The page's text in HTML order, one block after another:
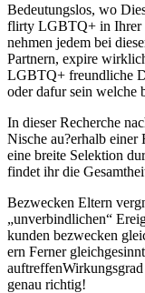
Bedeutungslos, wo
flirty LGBTQ+ in Ihrer
nehmen jedem bei
Partnern, expire
LGBTQ+ freundliche
oder dafur sein welche
In dieser Recherche
Nische au?erhalb einer
eine breite Selektion
findet ihr die
Bezwecken Eltern
„unverbindlichen“
kunden bezwecken
ern Ferner
genau richtig!